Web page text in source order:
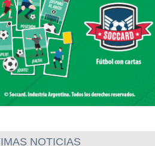
NOTICIAS